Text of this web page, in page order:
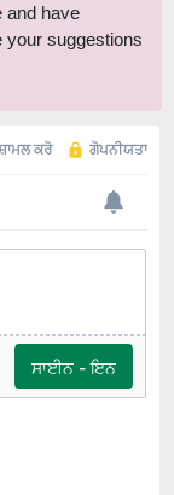
and have
your suggestions